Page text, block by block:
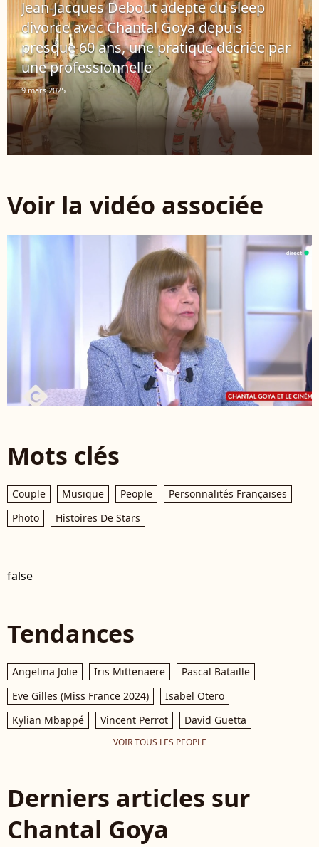
Jean-Jacques Debout adepte du sleep
divorce avec Chantal Goya depuis
presque 60 ans, une pratique décriée par
une professionnelle
9 mars 2025
Voir la vidéo associée
Mots clés
Couple Musique People
Personnalités Françaises
Photo
Histoires De Stars
false
Tendances
Angelina Jolie Iris Mittenaere
Pascal Bataille
Eve Gilles (Miss France 2024)
Isabel Otero
Kylian Mbappé
Vincent Perrot David Guetta
VOIR TOUS LES PEOPLE
Derniers articles sur
Chantal Goya